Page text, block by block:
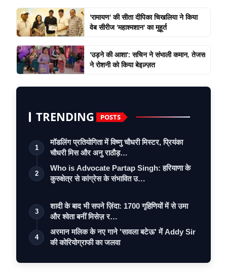
'रामायण' की सीता दीपिका चिखलिया ने किया
वेब सीरीज 'महाश्मशान' का मुहूर्त
'उड़ने की आशा': सचिन ने संभाली कमान, तेजस
ने रोशनी को किया बेइज़्ज़त
TRENDING POSTS
1
मॉडलिंग प्रतियोगिता में विष्णु चौधरी मिस्टर, प्रियंका
चौधरी मिस और अनु राठौड़…
2
Who is Advocate Partap Singh: हरियाणा के
कुरुक्षेत्र से कांग्रेस के संभावित उ…
3
शादी के बाद भी सपने ज़िंदा: 1700 गृहिणियों में से उमा
और श्वेता बनीं मिसेज़ र…
4
अरमान मलिक के नए गाने 'सावला बटेऊ' में Addy Sir
की कोरियोग्राफी का जलवा